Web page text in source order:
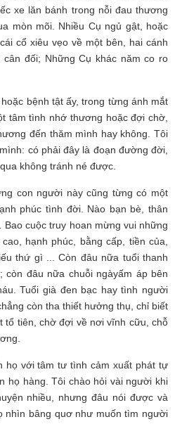
xe lăn bánh trong nỗi đau thương
mòn mõi. Nhiều Cụ ngủ gật, hoặc
cổ xiêu vẹo về một bên, hai cánh
đối; Những Cụ khác năm co ro
bệnh tật ấy, trong từng ánh mắt
tâm tình nhớ thương hoặc đợi chờ,
đến thăm mình hay không. Tôi
có phải đây là đoạn đường đời,
không tránh né được.
con người này cũng từng có một
phúc tình đời. Nào bạn bè, thân
cuộc truy hoan mừng vui những
hạnh phúc, bằng cấp, tiền của,
thứ gì ... Còn đâu nữa tuổi thanh
còn đâu nữa chuỗi ngàyấm áp bên
Tuổi già đen bạc hay tình người
còn tha thiết hưởng thụ, chỉ biết
tổ tiên, chờ đợi về nơi vĩnh cữu, chỗ
họ với tâm tư tình cảm xuất phát tự
họ hàng. Tôi chào hỏi vài người khi
nhiều, nhưng đâu nói được và
nhìn bâng quơ như muốn tìm người